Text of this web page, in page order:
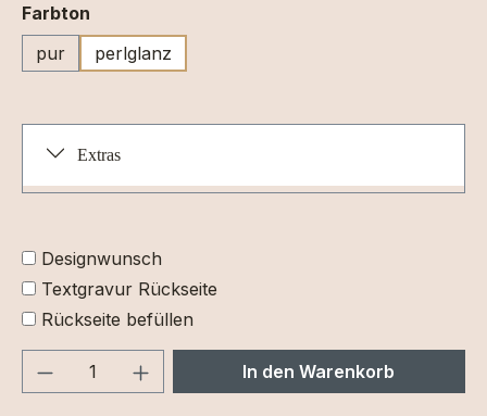
Farbton
pur
perlglanz
Extras
Designwunsch
Textgravur Rückseite
Rückseite befüllen
Produkt Anzahl: Gib denIn den Warenkorb